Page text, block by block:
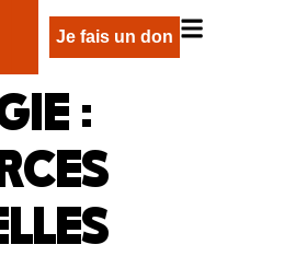
Je fais un don
: